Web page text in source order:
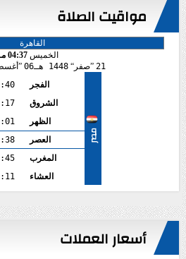
مواقيت الصلاة
الخميس04:37 مـ
21
صفر 1448 هـ 06
مصر
الفجر
الشروق
الظهر
العصر
المغرب
العشاء
أسعار العملات